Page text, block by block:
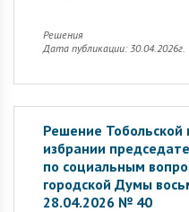
Решения
Дата публикации: 30.04.2026г.
Решение
избрании
по социальным
городской Думы
28.04.2026 № 40